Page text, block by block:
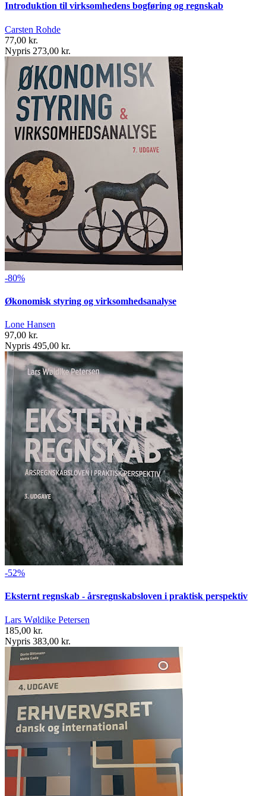
Introduktion til virksomhedens bogføring og regnskab
Carsten Rohde
77,00 kr.
Nypris 273,00 kr.
-80%
Økonomisk styring og virksomhedsanalyse
Lone Hansen
97,00 kr.
Nypris 495,00 kr.
-52%
Eksternt regnskab - årsregnskabsloven i praktisk perspektiv
Lars Wøldike Petersen
185,00 kr.
Nypris 383,00 kr.